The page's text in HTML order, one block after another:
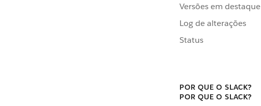
Versões em destaque
Log de alterações
Status
POR QUE O SLACK?
POR QUE O SLACK?